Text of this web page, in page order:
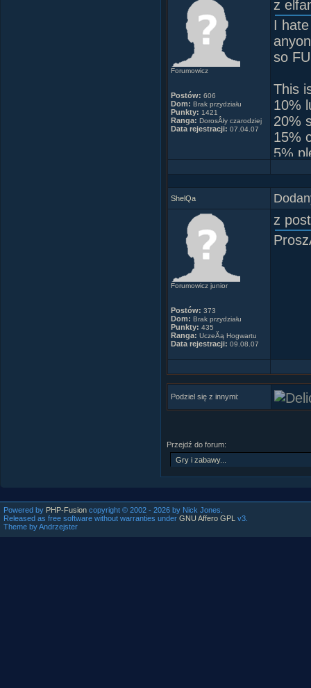
Forumowicz
Postów: 606
Dom: Brak przydziału
Punkty: 1421
Ranga: DorosÂły czarodziej
Data rejestracji: 07.04.07
z
I
so
This
10%
20%
15%
5%
and
ShelQa
Forumowicz junior
Postów: 373
Dom: Brak przydziału
Punkty: 435
Ranga: UczeĂą Hogwartu
Data rejestracji: 09.08.07
z
Podziel się z innymi:
Przejdź do forum:
Powered by PHP-Fusion copyright © 2002 - 2026 by Nick Jones.
Released as free software without warranties under GNU Affero GPL v3.
Theme by Andrzejster